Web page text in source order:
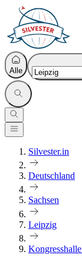
Alle
Silvester.in
Deutschland
Sachsen
Leipzig